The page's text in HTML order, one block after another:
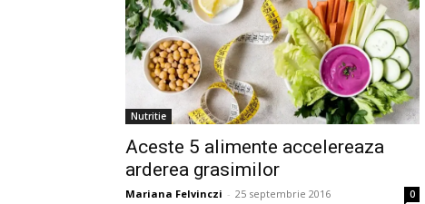
Nutritie
Aceste 5 alimente accelereaza
arderea grasimilor
Mariana Felvinczi - 25 septembrie 2016 0